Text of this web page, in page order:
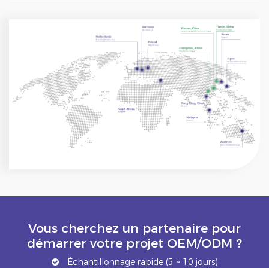
Vous cherchez un partenaire pour
démarrer votre projet OEM/ODM ?
Échantillonnage rapide (5 ~ 10 jours)